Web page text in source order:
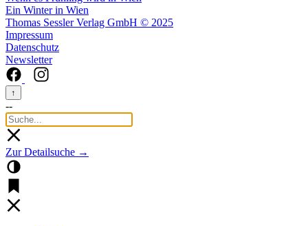
Ein Winter in Wien
Thomas Sessler Verlag GmbH © 2025
Impressum
Datenschutz
Newsletter
↑
--
Zur Detailsuche →